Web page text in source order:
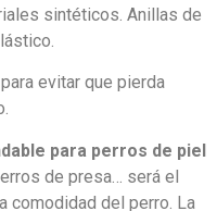
sintéticos. Anillas de
evitar que pierda
para perros de piel
de presa… será el
comodidad del perro. La